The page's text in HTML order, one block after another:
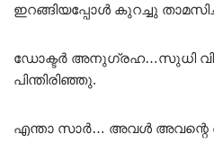
ഇറങ്ങിയപ്പോൾ കുറച്ചു
ഡോക്ടർ അനുഗ്രഹ…സുധി
പിന്തിരിഞ്ഞു.
എന്താ സാർ… അവൾ അവന്റെ